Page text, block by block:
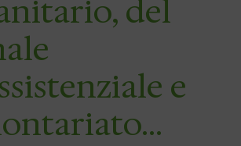
del
e